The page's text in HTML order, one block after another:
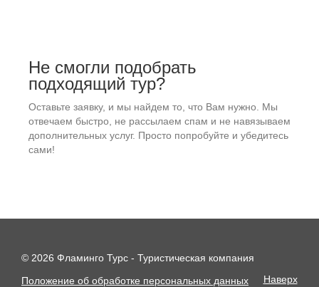
Не смогли подобрать
подходящий тур?
Оставьте заявку, и мы найдем то, что Вам нужно. Мы
отвечаем быстро, не рассылаем спам и не навязываем
дополнительных услуг. Просто попробуйте и убедитесь
сами!
© 2026 Фламинго Турс - Туристическая компания
Положение об обработке персональных данных
Наверх